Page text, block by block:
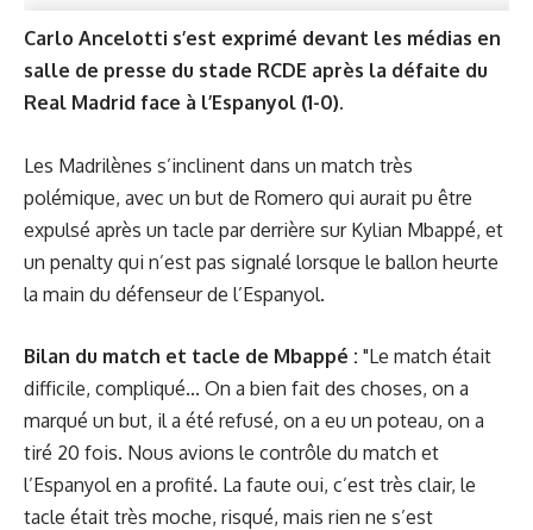
Carlo Ancelotti s’est exprimé devant les médias en
salle de presse du stade RCDE après la défaite du
Real Madrid face à l’Espanyol (1-0).
Les Madrilènes s’inclinent dans un match très
polémique, avec un but de Romero qui aurait pu être
expulsé après un tacle par derrière sur Kylian Mbappé, et
un penalty qui n’est pas signalé lorsque le ballon heurte
la main du défenseur de l’Espanyol.
Bilan du match et tacle de Mbappé : "Le match était
difficile, compliqué... On a bien fait des choses, on a
marqué un but, il a été refusé, on a eu un poteau, on a
tiré 20 fois. Nous avions le contrôle du match et
l’Espanyol en a profité. La faute oui, c’est très clair, le
tacle était très moche, risqué, mais rien ne s’est